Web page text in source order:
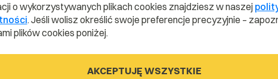
o wykorzystywanych plikach cookies znajdziesz w naszej
. Jeśli wolisz określić swoje preferencje precyzyjnie –
plików cookies poniżej.
AKCEPTUJĘ WSZYSTKIE